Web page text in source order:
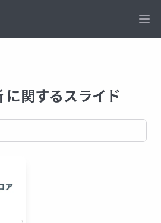
に関するスライド